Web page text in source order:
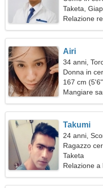
Taketa,
Relazione
Airi
34 anni,
Donna in
167 cm
Mangiare
Takumi
24 anni,
Ragazzo
Taketa
Relazione